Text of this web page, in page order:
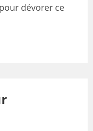
dévorer ce